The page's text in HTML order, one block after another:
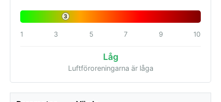
3
1 3 5 7 9 10
Låg
Luftföroreningarna är låga